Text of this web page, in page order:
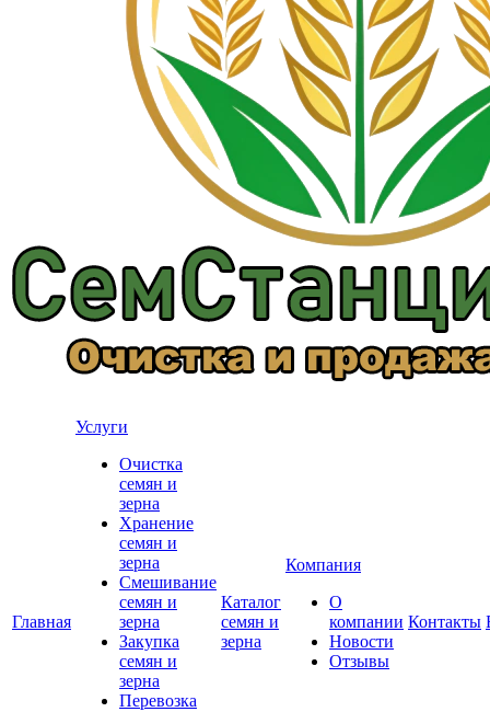
Главная
Услуги
Очистка
семян и
зерна
Хранение
семян и
зерна
Смешивание
семян и
зерна
Закупка
семян и
зерна
Перевозка
Каталог
семян и
зерна
Компания
О
компании
Новости
Отзывы
Контакты